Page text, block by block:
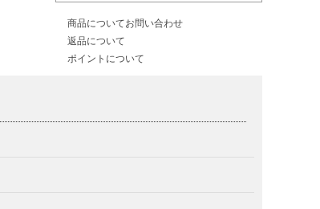
商品についてお問い合わせ
返品について
ポイントについて